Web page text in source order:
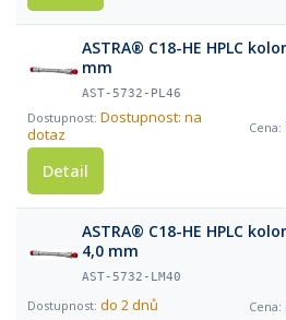
ASTRA® C18-HE HPLC
mm
AST-5732-PL46
Dostupnost: na
dotaz
Detail
ASTRA® C18-HE HPLC
4,0 mm
AST-5732-LM40
do 2 dnů